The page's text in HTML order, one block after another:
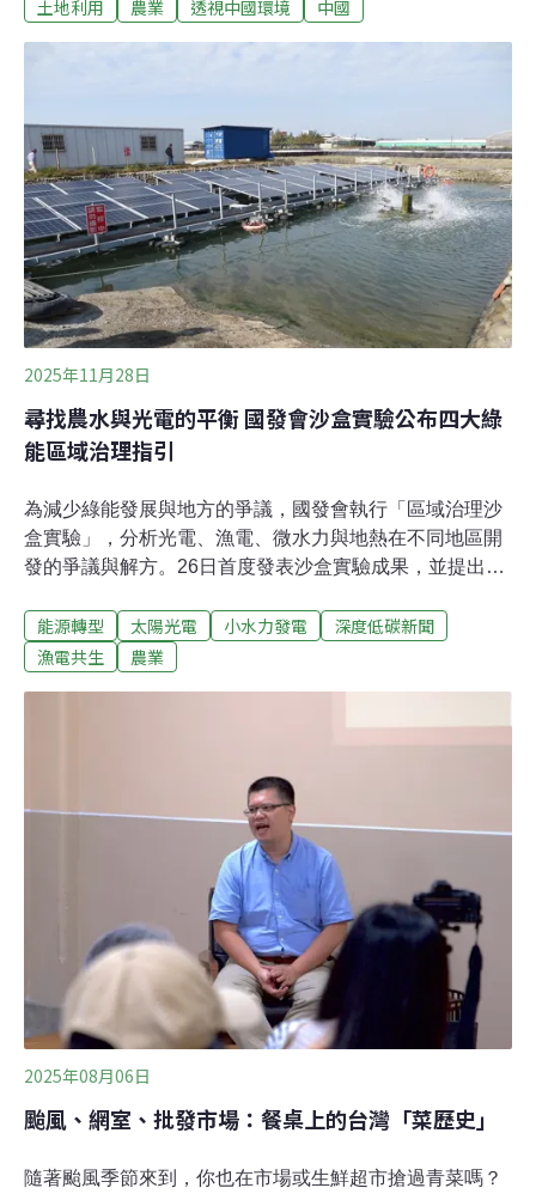
秧」，他一般在4月插秧，但去（2025）年，他直到端午
他連秧苗都沒能栽下去。除了春旱，高溫熱浪讓他在田間
的勞作更加辛苦。6月下旬，我見到老洪那天，村裡難得
下了場大雨，持續一週多的高溫從39°C降至29°C。雨還沒
停，趁著降溫，老洪就趕緊換上雨靴，去田地搶種紅薯。
不只是老洪感到困惑，內蒙古西北部的降水量也超出以往
經驗，讓沙漠綠洲農場的蜜瓜採收者發了愁。採收期過多
的降水導致瓜容易開裂、品質也有所下降；在傳統的農業
大省河南，自9月以來不斷下了近40天的
土地利用 農業 透視中國環境 中國
2025年11月28日
尋找農水與光電的平衡 國發會沙盒實驗公布四大綠
能區域治理指引
為減少綠能發展與地方的爭議，國發會執行「區域治理沙
盒實驗」，分析光電、漁電、微水力與地熱在不同地區開
發的爭議與解方。26日首度發表沙盒實驗成果，並提出四
修法，以及溫室、畜牧場建置光電的指引。國發會沙盒實
驗成果 揭四大能源指引台灣推動2050淨零目標，積極發展
會研究各地案例，從中找出可制度化、可擴散的治理模
式。經歷一年的實驗，國發會於26日在台北舉辦首場成果
發表會，並提出四大能源指引。國發會主委葉俊顯說明，
能源轉型不僅是技術的問題，更是治理的課題。沙盒計畫
歸納出三大治理啟示：首先，建立跨部會對話平台，讓政
策設計能回應地方脈絡，與地方協作；其次，透
能源轉型 太陽光電 小水力發電
深度低碳新聞
漁電共生
農業
2025年08月06日
颱風、網室、批發市場：餐桌上的台灣「菜歷史」
隨著颱風季節來到，你也在市場或生鮮超市搶過青菜嗎？